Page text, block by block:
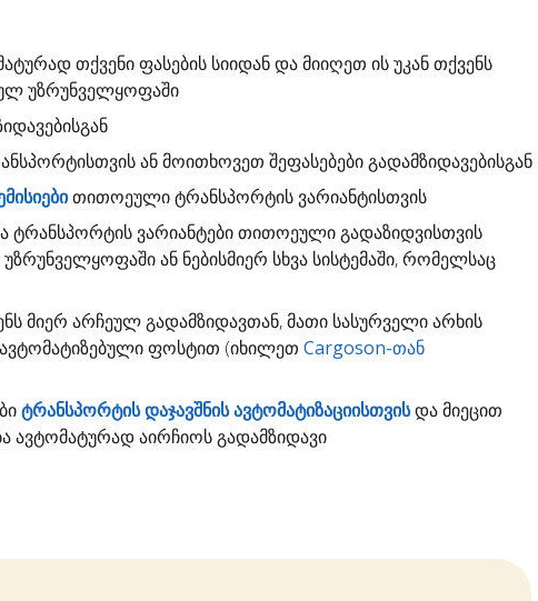
თქვენი ფასების სიიდან და მიიღეთ ის უკან თქვენს
უზრუნველყოფაში
ან მოითხოვეთ შეფასებები გადამზიდავებისგან
თითოეული ტრანსპორტის ვარიანტისთვის
ტრანსპორტის ვარიანტები თითოეული გადაზიდვისთვის
ან ნებისმიერ სხვა სისტემაში, რომელსაც
მიერ არჩეულ გადამზიდავთან, მათი სასურველი არხის
ავტომატიზებული ფოსტით (იხილეთ Cargoson-თან
ტრანსპორტის დაჯავშნის ავტომატიზაციისთვისდა მიეცით
აირჩიოს გადამზიდავი